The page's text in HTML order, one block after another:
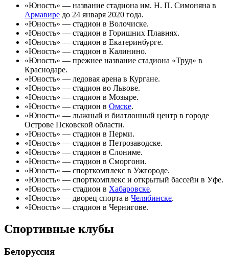
«Юность» — название стадиона им. Н. П. Симоняна в
Армавире до 24 января 2020 года.
«Юность» — стадион в Волочиске.
«Юность» — стадион в Горишних Плавнях.
«Юность» — стадион в Екатеринбурге.
«Юность» — стадион в Калинино.
«Юность» — прежнее название стадиона «Труд» в
Краснодаре.
«Юность» — ледовая арена в Кургане.
«Юность» — стадион во Львове.
«Юность» — стадион в Мозыре.
«Юность» — стадион в Омске.
«Юность» — лыжный и биатлонный центр в городе
Острове Псковской области.
«Юность» — стадион в Перми.
«Юность» — стадион в Петрозаводске.
«Юность» — стадион в Слониме.
«Юность» — стадион в Сморгони.
«Юность» — спорткомплекс в Ужгороде.
«Юность» — спорткомплекс и открытый бассейн в Уфе.
«Юность» — стадион в Хабаровске.
«Юность» — дворец спорта в Челябинске.
«Юность» — стадион в Чернигове.
Спортивные клубы
Белоруссия